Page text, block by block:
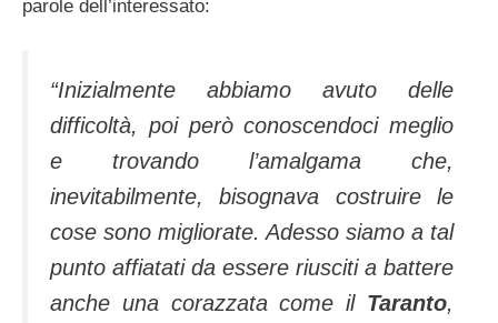
parole dell’interessato:
“Inizialmente abbiamo avuto delle
difficoltà, poi però conoscendoci meglio
e trovando l’amalgama che,
inevitabilmente, bisognava costruire le
cose sono migliorate. Adesso siamo a tal
punto affiatati da essere riusciti a battere
anche una corazzata come il Taranto,